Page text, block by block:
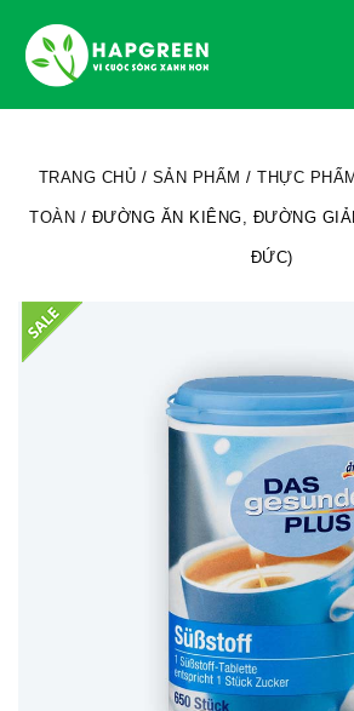
TRANG CHỦ / SẢN PHẨM /THỰC
TOÀN / ĐƯỜNG ĂN KIÊNG, ĐƯỜNG
ĐỨC)
Giảm